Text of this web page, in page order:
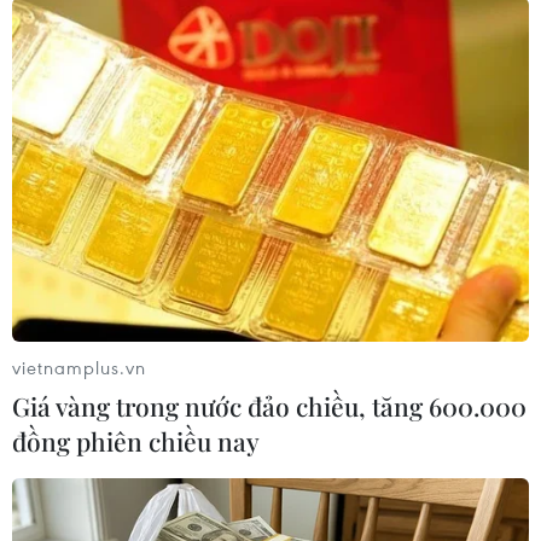
(TTXVN/Vietnam+)
#Doanh nghiệp Hungary
#Thành phố Hồ Chí Minh
#EU
#ASEAN
#Công nghệ năng lượng
#Năng lượng tái sinh
vietnamplus.vn
Giá vàng trong nước đảo chiều, tăng 600.000
đồng phiên chiều nay